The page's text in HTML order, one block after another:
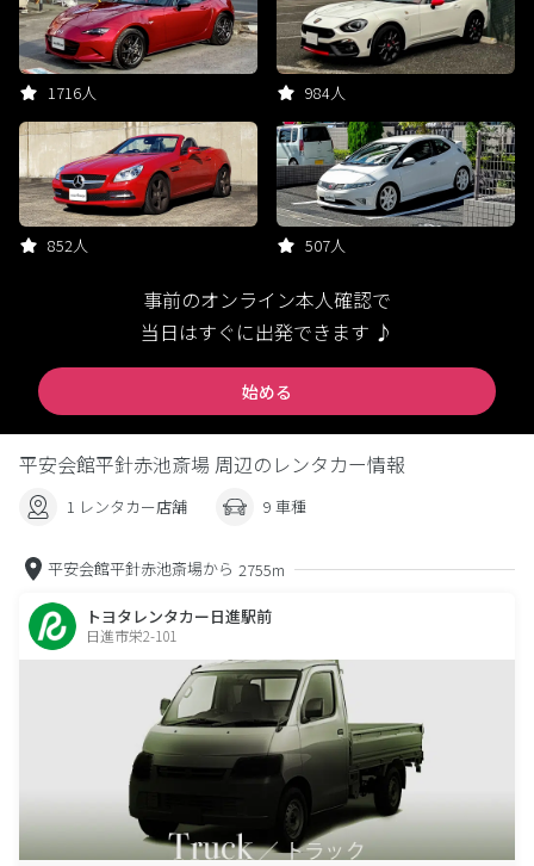
1716人 984人
852人 507人
事前のオンライン本人確認で
当日はすぐに出発できます ♪
始める
平安会館平針赤池斎場 周辺のレンタカー情報
1 レンタカー店舗 9 車種
平安会館平針赤池斎場から 2755m
トヨタレンタカー日進駅前
日進市栄2-101